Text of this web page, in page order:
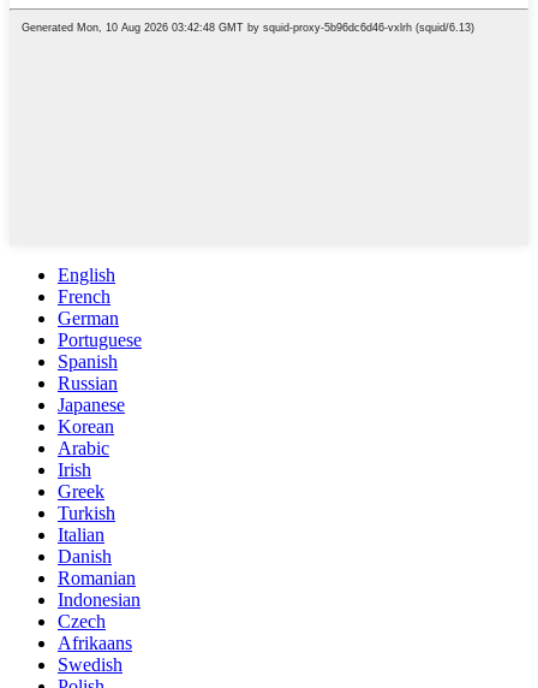
English
French
German
Portuguese
Spanish
Russian
Japanese
Korean
Arabic
Irish
Greek
Turkish
Italian
Danish
Romanian
Indonesian
Czech
Afrikaans
Swedish